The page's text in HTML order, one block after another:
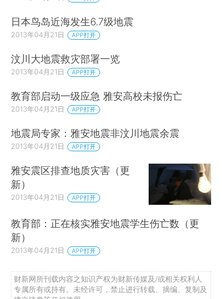
日本鸟岛近海发生6.7级地震
2013年04月21日 APP打开
汶川大地震救灾部署一览
2013年04月21日 APP打开
教育部启动一级应急 雅安高校未报伤亡
2013年04月21日 APP打开
地震局专家：雅安地震非汶川地震余震
2013年04月21日 APP打开
雅安震区排查地质灾害（更
新）
2013年04月21日 APP打开
教育部：正在核实雅安地震学生伤亡数（更
新）
2013年04月21日 APP打开
财新网所刊载内容之知识产权为财新传媒及/或相关权利人
专属所有或持有。未经许可，禁止进行转载、摘编、复制及